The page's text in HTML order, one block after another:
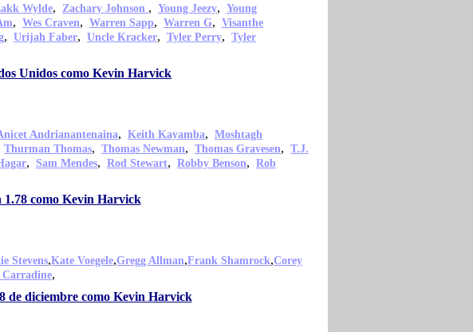
Wylde, Zachary Johnson , Young Jeezy, Young
, Wes Craven, Warren Sapp, Warren G, Visanthe
, Urijah Faber, Uncle Kracker, Tyler Perry, Tyler
Unidos como Kevin Harvick
Andrianantenaina, Keith Kayamba, Moshtagh
Thurman Thomas, Thomas Newman, Thomas Gravesen, T.J.
, Sam Mendes, Rod Stewart, Robby Benson, Rob
1.78 como Kevin Harvick
Stevens,Kate Voegele,Gregg Allman,Frank Shamrock,Corey
Carradine,
de diciembre como Kevin Harvick